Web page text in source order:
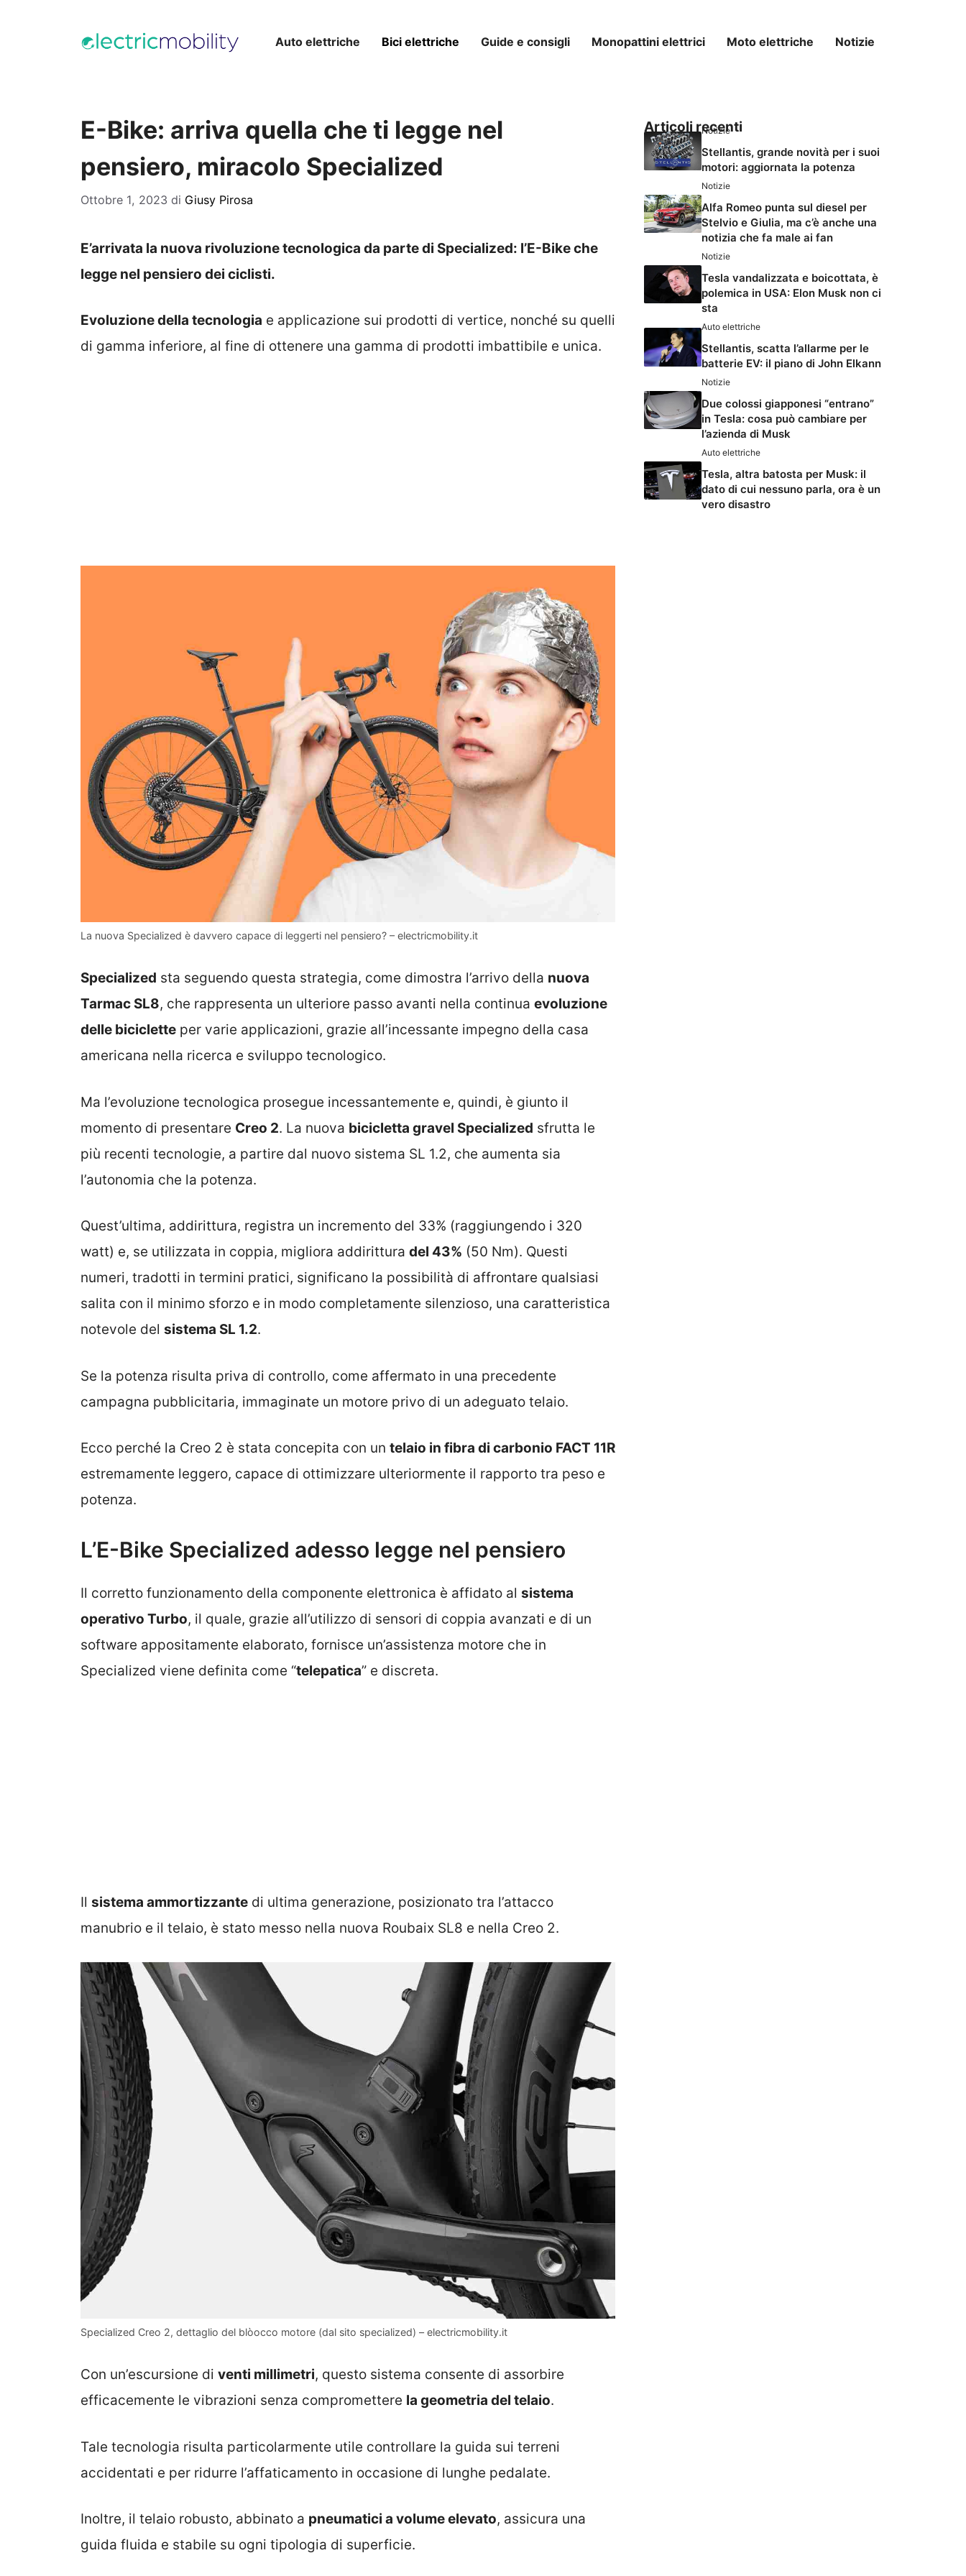
Auto elettriche Bici elettriche Guide e consigli Monopattini elettrici Moto elettriche Notizie
E-Bike: arriva quella che ti legge nel
pensiero, miracolo Specialized
Ottobre 1, 2023 di Giusy Pirosa
E’arrivata la nuova rivoluzione tecnologica da parte di Specialized: l’E-Bike che
legge nel pensiero dei ciclisti.
Evoluzione della tecnologia e applicazione sui prodotti di vertice, nonché su quelli
di gamma inferiore, al fine di ottenere una gamma di prodotti imbattibile e unica.
La nuova Specialized è davvero capace di leggerti nel pensiero? – electricmobility.it
Specialized sta seguendo questa strategia, come dimostra l’arrivo della nuova
Tarmac SL8, che rappresenta un ulteriore passo avanti nella continua evoluzione
delle biciclette per varie applicazioni, grazie all’incessante impegno della casa
americana nella ricerca e sviluppo tecnologico.
Ma l’evoluzione tecnologica prosegue incessantemente e, quindi, è giunto il
momento di presentare Creo 2. La nuova bicicletta gravel Specialized sfrutta le
più recenti tecnologie, a partire dal nuovo sistema SL 1.2, che aumenta sia
l’autonomia che la potenza.
Quest’ultima, addirittura, registra un incremento del 33% (raggiungendo i 320
watt) e, se utilizzata in coppia, migliora addirittura del 43% (50 Nm). Questi
numeri, tradotti in termini pratici, significano la possibilità di affrontare qualsiasi
salita con il minimo sforzo e in modo completamente silenzioso, una caratteristica
notevole del sistema SL 1.2.
Se la potenza risulta priva di controllo, come affermato in una precedente
campagna pubblicitaria, immaginate un motore privo di un adeguato telaio.
Ecco perché la Creo 2 è stata concepita con un telaio in fibra di carbonio FACT 11R
estremamente leggero, capace di ottimizzare ulteriormente il rapporto tra peso e
potenza.
L’E-Bike Specialized adesso legge nel pensiero
Il corretto funzionamento della componente elettronica è affidato al sistema
operativo Turbo, il quale, grazie all’utilizzo di sensori di coppia avanzati e di un
software appositamente elaborato, fornisce un’assistenza motore che in
Specialized viene definita come “telepatica” e discreta.
Il sistema ammortizzante di ultima generazione, posizionato tra l’attacco
manubrio e il telaio, è stato messo nella nuova Roubaix SL8 e nella Creo 2.
Specialized Creo 2, dettaglio del blòocco motore (dal sito specialized) – electricmobility.it
Con un’escursione di venti millimetri, questo sistema consente di assorbire
efficacemente le vibrazioni senza compromettere la geometria del telaio.
Tale tecnologia risulta particolarmente utile controllare la guida sui terreni
accidentati e per ridurre l’affaticamento in occasione di lunghe pedalate.
Inoltre, il telaio robusto, abbinato a pneumatici a volume elevato, assicura una
guida fluida e stabile su ogni tipologia di superficie.
Articoli recenti
Notizie
Stellantis, grande novità per i suoi
motori: aggiornata la potenza
Notizie
Alfa Romeo punta sul diesel per
Stelvio e Giulia, ma c’è anche una
notizia che fa male ai fan
Notizie
Tesla vandalizzata e boicottata, è
polemica in USA: Elon Musk non ci
sta
Auto elettriche
Stellantis, scatta l’allarme per le
batterie EV: il piano di John Elkann
Notizie
Due colossi giapponesi “entrano”
in Tesla: cosa può cambiare per
l’azienda di Musk
Auto elettriche
Tesla, altra batosta per Musk: il
dato di cui nessuno parla, ora è un
vero disastro